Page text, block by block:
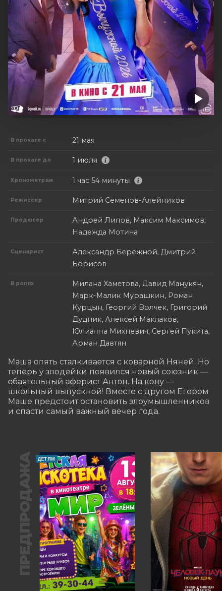
В прокате с 21 мая
В прокате до 1 июля
Хронометраж 1 час 54 минуты
Режиссер Митрий Семенов-Алейников
Продюсер
Андрей Липов, Максим Максимов,
Надежда Мотина
Сценарист
Александр Бережной, Дмитрий
Борисов
В ролях
Милана Хаметова, Давид Манукян,
Марк-Малик Мурашкин, Роман
Курцын, Георгий Волчек, Григорий
Дудник, Алексей Маклаков,
Юлианна Михневич, Сергей Пукита,
Арман Давтян
Маша опять сталкивается с коварной Няней. Но
теперь у злодейки появился новый союзник —
обаятельный аферист Антон. На кону —
школьный выпускной! Вместе с другом Егором
Маше предстоит остановить злоумышленников
и спасти самый важный вечер года.
ПРЕДПРОДАЖА ДЕТЯМ